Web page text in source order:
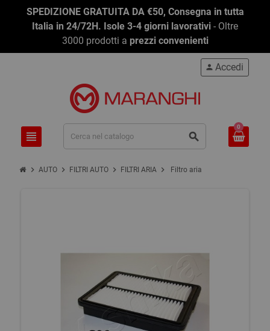
SPEDIZIONE GRATUITA DA €50, Consegna in tutta
Italia in 24/72H. Isole 3-4 giorni lavorativi - Oltre
3000 prodotti a prezzi convenienti
view_headline search
person Accedi
0
chevron_right AUTO chevron_right FILTRI AUTO chevron_right FILTRI ARIA chevron_right Filtro aria